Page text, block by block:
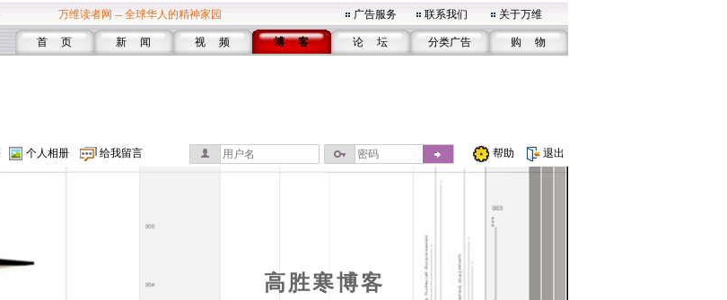
万维读者网 -- 全球华人的精神家园 广告服务 联系我们 关于万维
首 页 新 闻 视 频 博 客 论 坛 分类广告 购 物
个人相册 给我留言 帮助 退出
高胜寒博客